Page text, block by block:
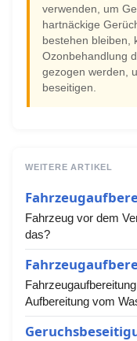
verwenden, um
hartnäckige
bestehen bleiben,
Ozonbehandlung
gezogen werden,
beseitigen.
WEITERE ARTIKEL
Fahrzeug vor dem
das?
Aufbereitung vom